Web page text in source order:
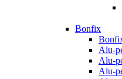
Bonfix
Alu-
Alu-
Alu-